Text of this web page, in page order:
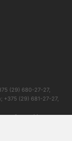
(29) 680-27-27,
+375 (29) 681-27-27,
района г. Минска: +